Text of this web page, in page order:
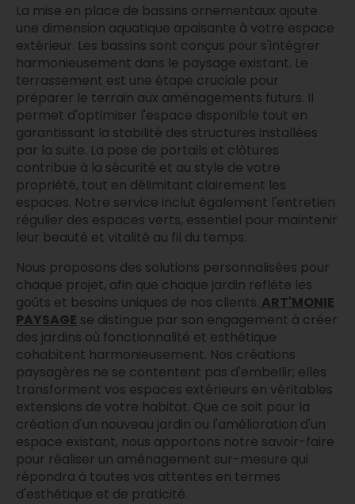
La mise en place de bassins ornementaux ajoute
une dimension aquatique apaisante à votre espace
extérieur. Les bassins sont conçus pour s'intégrer
harmonieusement dans le paysage existant. Le
terrassement est une étape cruciale pour
préparer le terrain aux aménagements futurs. Il
permet d'optimiser l'espace disponible tout en
garantissant la stabilité des structures installées
par la suite. La pose de portails et clôtures
contribue à la sécurité et au style de votre
propriété, tout en délimitant clairement les
espaces. Notre service inclut également l'entretien
régulier des espaces verts, essentiel pour maintenir
leur beauté et vitalité au fil du temps.
Nous proposons des solutions personnalisées pour
chaque projet, afin que chaque jardin reflète les
goûts et besoins uniques de nos clients. ART'MONIE
PAYSAGE se distingue par son engagement à créer
des jardins où fonctionnalité et esthétique
cohabitent harmonieusement. Nos créations
paysagères ne se contentent pas d'embellir; elles
transforment vos espaces extérieurs en véritables
extensions de votre habitat. Que ce soit pour la
création d'un nouveau jardin ou l'amélioration d'un
espace existant, nous apportons notre savoir-faire
pour réaliser un aménagement sur-mesure qui
répondra à toutes vos attentes en termes
d'esthétique et de praticité.